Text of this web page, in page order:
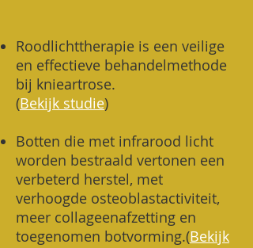
Roodlichttherapie is een veilige
en effectieve behandelmethode
bij knieartrose.
(Bekijk studie)
Botten die met infrarood licht
worden bestraald vertonen een
verbeterd herstel, met
verhoogde osteoblastactiviteit,
meer collageenafzetting en
toegenomen botvorming.(Bekijk